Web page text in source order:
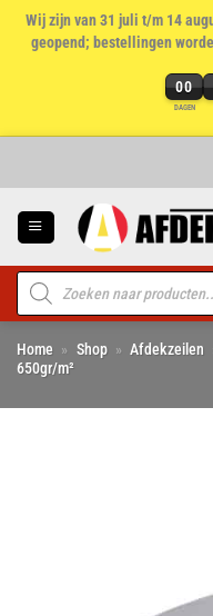
Wij zijn van 31 juli t/m 14
geopend; bestellingen
00
DAGEN
Producten
zoeken
Home » Shop » Afdekzeilen
650gr/m²